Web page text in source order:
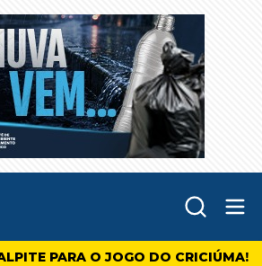
PARA O JOGO DO CRICIÚMA!